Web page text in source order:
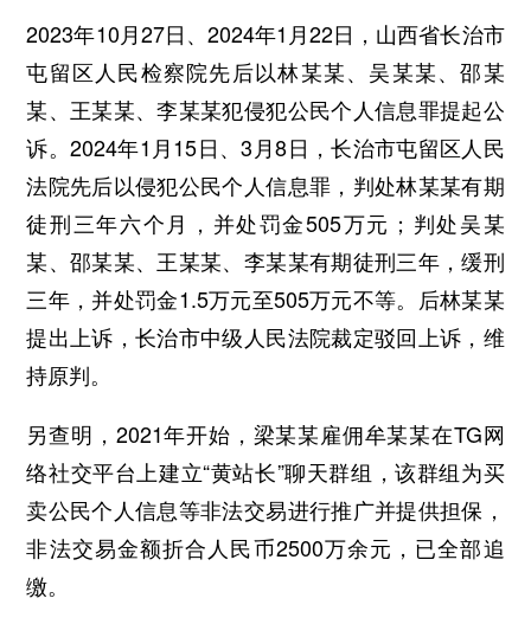
2023年10月27日、2024年1月22日，山西省长治市
屯留区人民检察院先后以林某某、吴某某、邵某
某、王某某、李某某犯侵犯公民个人信息罪提起公
诉。2024年1月15日、3月8日，长治市屯留区人民
法院先后以侵犯公民个人信息罪，判处林某某有期
徒刑三年六个月，并处罚金505万元；判处吴某
某、邵某某、王某某、李某某有期徒刑三年，缓刑
三年，并处罚金1.5万元至505万元不等。后林某某
提出上诉，长治市中级人民法院裁定驳回上诉，维
持原判。
另查明，2021年开始，梁某某雇佣牟某某在TG网
络社交平台上建立“黄站长”聊天群组，该群组为买
卖公民个人信息等非法交易进行推广并提供担保，
非法交易金额折合人民币2500万余元，已全部追
缴。